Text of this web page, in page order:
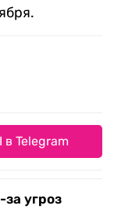
Telegram
угроз